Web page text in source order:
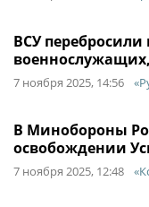
ВСУ
7 ноября 2025, 14:56
В Минобороны
освобождении
7 ноября 2025, 12:48